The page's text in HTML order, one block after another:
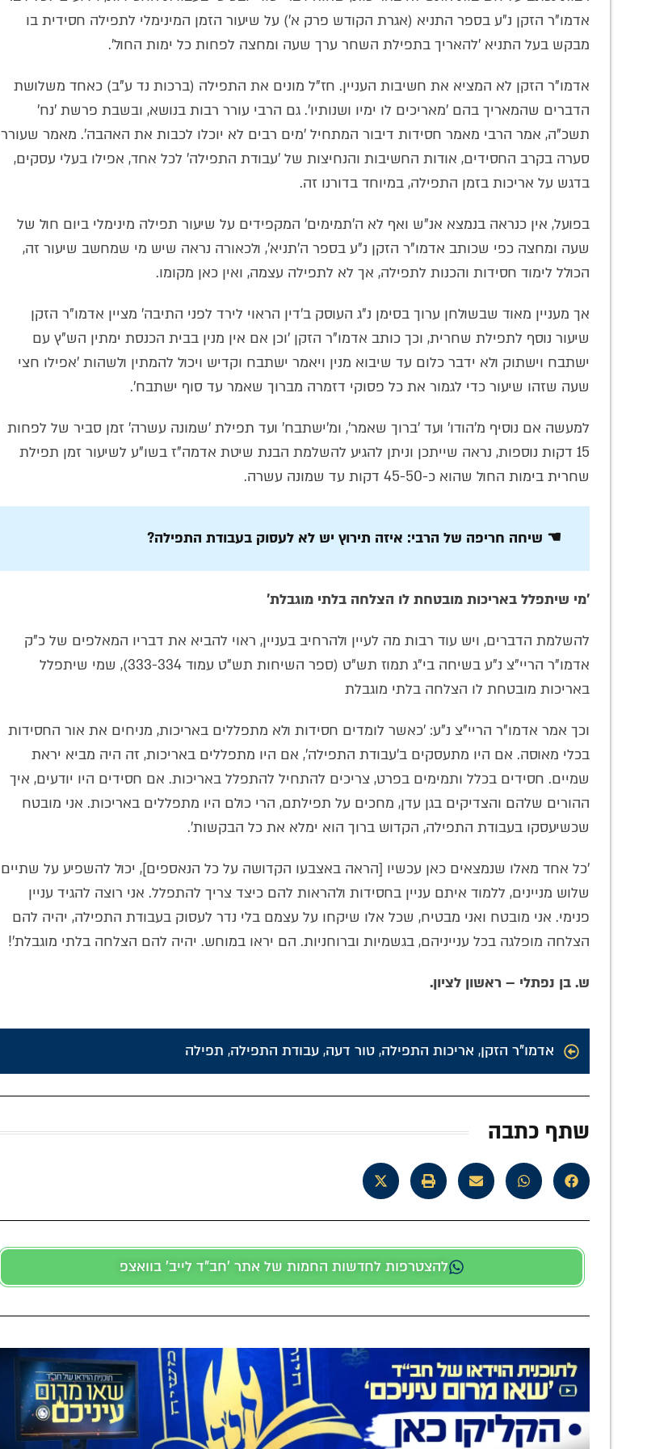
אדמו"ר הזקן נ"ע בספר התניא (אגרת הקודש פרק א') על שיעור הזמן המינימלי לתפילה חסידית בו
מבקש בעל התניא 'להאריך בתפילת השחר ערך שעה ומחצה לפחות כל ימות החול'.
אדמו"ר הזקן לא המציא את חשיבות העניין. חז"ל מונים את התפילה (ברכות נד ע"ב) כאחד משלושת
הדברים שהמאריך בהם 'מאריכים לו ימיו ושנותיו'. גם הרבי עורר רבות בנושא, ובשבת פרשת 'נח'
תשכ"ה, אמר הרבי מאמר חסידות דיבור המתחיל 'מים רבים לא יוכלו לכבות את האהבה'. מאמר שעורר
סערה בקרב החסידים, אודות החשיבות והנחיצות של 'עבודת התפילה' לכל אחד, אפילו בעלי עסקים,
בדגש על אריכות בזמן התפילה, במיוחד בדורנו זה.
בפועל, אין כנראה בנמצא אנ"ש ואף לא ה'תמימים' המקפידים על שיעור תפילה מינימלי ביום חול של
שעה ומחצה כפי שכותב אדמו"ר הזקן נ"ע בספר ה'תניא', ולכאורה נראה שיש מי שמחשב שיעור זה,
הכולל לימוד חסידות והכנות לתפילה, אך לא לתפילה עצמה, ואין כאן מקומו.
אך מעניין מאוד שבשולחן ערוך בסימן נ"ג העוסק ב'דין הראוי לירד לפני התיבה' מציין אדמו"ר הזקן
שיעור נוסף לתפילת שחרית, וכך כותב אדמו"ר הזקן 'וכן אם אין מנין בבית הכנסת ימתין הש"ץ עם
ישתבח וישתוק ולא ידבר כלום עד שיבוא מנין ויאמר ישתבח וקדיש ויכול להמתין ולשהות 'אפילו חצי
שעה שזהו שיעור כדי לגמור את כל פסוקי דזמרה מברוך שאמר עד סוף ישתבח'.
למעשה אם נוסיף מ'הודו' ועד 'ברוך שאמר', ומ'ישתבח' ועד תפילת 'שמונה עשרה' זמן סביר של לפחות
15 דקות נוספות, נראה שייתכן וניתן להגיע להשלמת הבנת שיטת אדמה"ז בשו"ע לשיעור זמן תפילת
שחרית בימות החול שהוא כ-45-50 דקות עד שמונה עשרה.
☚ שיחה חריפה של הרבי: איזה תירוץ יש לא לעסוק בעבודת התפילה?
'מי שיתפלל באריכות מובטחת לו הצלחה בלתי מוגבלת'
להשלמת הדברים, ויש עוד רבות מה לעיין ולהרחיב בעניין, ראוי להביא את דבריו המאלפים של כ"ק
אדמו"ר הריי"צ נ"ע בשיחה בי"ג תמוז תש"ט (ספר השיחות תש"ט עמוד 333-334), שמי שיתפלל
באריכות מובטחת לו הצלחה בלתי מוגבלת
וכך אמר אדמו"ר הריי"צ נ"ע: 'כאשר לומדים חסידות ולא מתפללים באריכות, מניחים את אור החסידות
בכלי מאוסה. אם היו מתעסקים ב'עבודת התפילה', אם היו מתפללים באריכות, זה היה מביא יראת
שמיים. חסידים בכלל ותמימים בפרט, צריכים להתחיל להתפלל באריכות. אם חסידים היו יודעים, איך
ההורים שלהם והצדיקים בגן עדן, מחכים על תפילתם, הרי כולם היו מתפללים באריכות. אני מובטח
שכשיעסקו בעבודת התפילה, הקדוש ברוך הוא ימלא את כל הבקשות'.
'כל אחד מאלו שנמצאים כאן עכשיו [הראה באצבעו הקדושה על כל הנאספים], יכול להשפיע על שתיים
שלוש מניינים, ללמוד איתם עניין בחסידות ולהראות להם כיצד צריך להתפלל. אני רוצה להגיד עניין
פנימי. אני מובטח ואני מבטיח, שכל אלו שיקחו על עצמם בלי נדר לעסוק בעבודת התפילה, יהיה להם
הצלחה מופלגה בכל ענייניהם, בגשמיות וברוחניות. הם יראו במוחש. יהיה להם הצלחה בלתי מוגבלת'!
ש. בן נפתלי – ראשון לציון.
אדמו"ר הזקן, אריכות התפילה, טור דעה, עבודת התפילה, תפילה
שתף כתבה
להצטרפות לחדשות החמות של אתר 'חב"ד לייב' בוואצפ